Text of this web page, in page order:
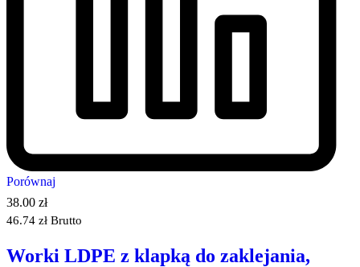
Porównaj
38.00 zł
46.74 zł Brutto
Worki LDPE z klapką do zaklejania,